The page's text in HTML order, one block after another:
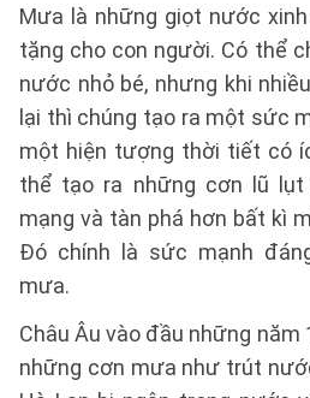
Mưa là những giọt nước
tặng cho con người. Có thể
nước nhỏ bé, nhưng khi
lại thì chúng tạo ra một sức
một hiện tượng thời tiết có
thể tạo ra những cơn lũ
mạng và tàn phá hơn bất kì
Đó chính là sức mạnh
mưa.
Châu Âu vào đầu những năm
những cơn mưa như trút